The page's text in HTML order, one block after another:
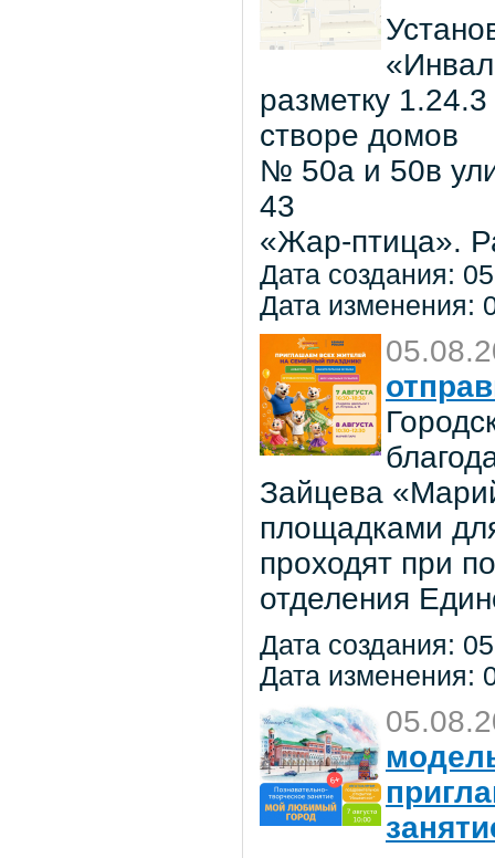
разметку
створе домов
№ 50а и 50в
43
«Жар-птица».
Дата создания:
Дата изменения:
Зайцева
площадками
проходят при
отделения
Дата создания:
Дата изменения: